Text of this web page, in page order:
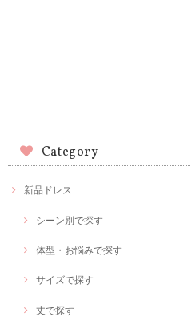
Category
新品ドレス
シーン別で探す
体型・お悩みで探す
サイズで探す
丈で探す